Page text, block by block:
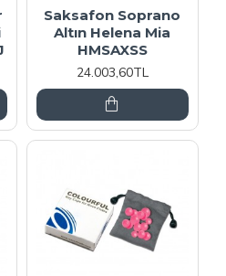
Saksafon Soprano
Altın Helena Mia
HMSAXSS
24.003,60TL